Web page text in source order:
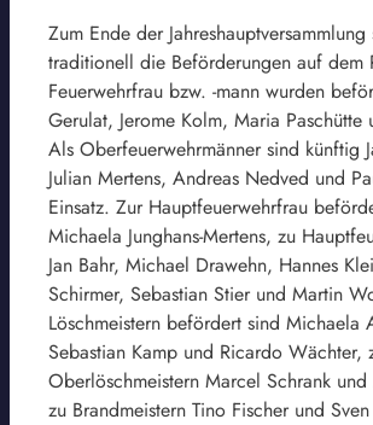
Zum Ende der Jahreshauptversammlung
traditionell die Beförderungen auf dem
Feuerwehrfrau bzw. -mann wurden
Gerulat, Jerome Kolm, Maria Paschütte
Als Oberfeuerwehrmänner sind künftig
Julian Mertens, Andreas Nedved und
Einsatz. Zur Hauptfeuerwehrfrau
Michaela Junghans-Mertens, zu
Jan Bahr, Michael Drawehn, Hannes
Schirmer, Sebastian Stier und Martin
Löschmeistern befördert sind Michaela
Sebastian Kamp und Ricardo Wächter,
Oberlöschmeistern Marcel Schrank und
zu Brandmeistern Tino Fischer und Sven